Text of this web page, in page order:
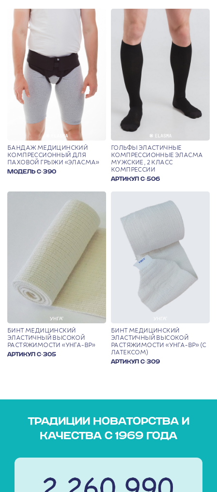
РУС»
БАНДАЖ МЕДИЦИНСКИЙ
КОМПРЕССИОННЫЙ ДЛЯ
ПАХОВОЙ ГРЫЖИ «ЭЛАСМА»
МОДЕЛЬ С-390
ГОЛЬФЫ ЭЛАСТИЧНЫЕ
КОМПРЕССИОННЫЕ ЭЛАСМА
МУЖСКИЕ, 2 КЛАСС
КОМПРЕССИИ
АРТИКУЛ С-506
БИНТ МЕДИЦИНСКИЙ
ЭЛАСТИЧНЫЙ ВЫСОКОЙ
РАСТЯЖИМОСТИ «УНГА-ВР»
АРТИКУЛ С-305
БИНТ МЕДИЦИНСКИЙ
ЭЛАСТИЧНЫЙ ВЫСОКОЙ
РАСТЯЖИМОСТИ «УНГА-ВР» (С
ЛАТЕКСОМ)
АРТИКУЛ С-309
ТРАДИЦИИ НОВАТОРСТВА И
КАЧЕСТВА С 1969 ГОДА